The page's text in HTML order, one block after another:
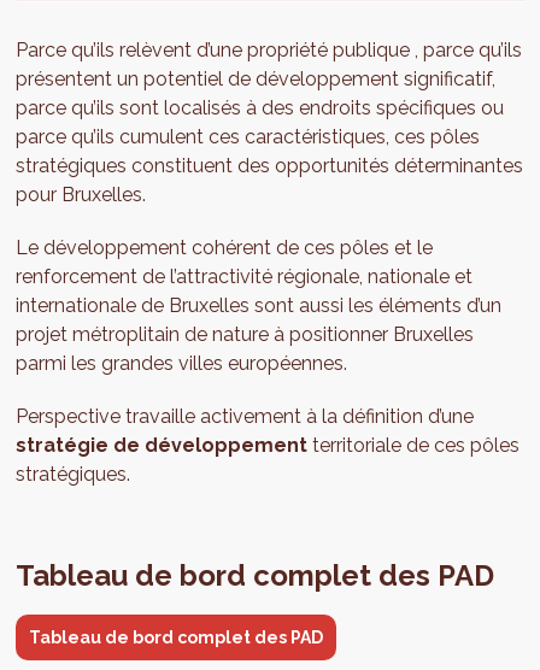
Parce qu’ils relèvent d’une propriété publique , parce qu’ils
présentent un potentiel de développement significatif,
parce qu’ils sont localisés à des endroits spécifiques ou
parce qu’ils cumulent ces caractéristiques, ces pôles
stratégiques constituent des opportunités déterminantes
pour Bruxelles.
Le développement cohérent de ces pôles et le
renforcement de l’attractivité régionale, nationale et
internationale de Bruxelles sont aussi les éléments d’un
projet métroplitain de nature à positionner Bruxelles
parmi les grandes villes européennes.
Perspective travaille activement à la définition d’une
stratégie de développementterritoriale de ces pôles
stratégiques.
Tableau de bord complet des PAD
Tableau de bord complet des PAD